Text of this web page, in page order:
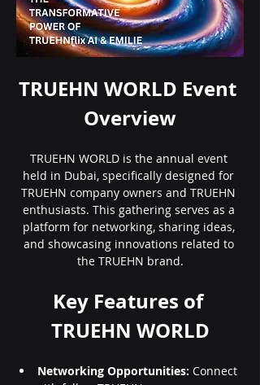
TRUEHN WORLD Event
Overview
TRUEHN WORLD is the annual event
held in Dubai, specifically designed for
TRUEHN company owners and TRUEHN
enthusiasts. This gathering serves as a
platform for networking, sharing ideas,
and showcasing innovations related to
the TRUEHN brand.
Key Features of
TRUEHN WORLD
Networking Opportunities: Connect